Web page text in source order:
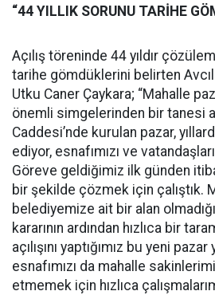
“44 YILLIK SORUNU TARİHE
Açılış töreninde 44 yıldır
tarihe gömdüklerini belirten
Utku Caner Çaykara; “Mahalle
önemli simgelerinden bir tanesi
Caddesi’nde kurulan pazar,
ediyor, esnafımızı ve
Göreve geldiğimiz ilk günden
bir şekilde çözmek için çalıştık.
belediyemize ait bir alan
kararının ardından hızlıca bir
açılışını yaptığımız bu yeni
esnafımızı da mahalle
etmemek için hızlıca